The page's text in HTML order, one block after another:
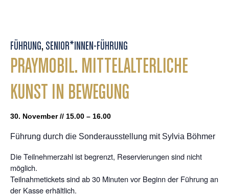
FÜHRUNG, SENIOR*INNEN-FÜHRUNG
PRAYMOBIL. MITTELALTERLICHE
KUNST IN BEWEGUNG
30. November // 15.00 – 16.00
Führung durch die Sonderausstellung mit Sylvia Böhmer
Die Teilnehmerzahl ist begrenzt, Reservierungen sind nicht
möglich.
Teilnahmetickets sind ab 30 Minuten vor Beginn der Führung an
der Kasse erhältlich.